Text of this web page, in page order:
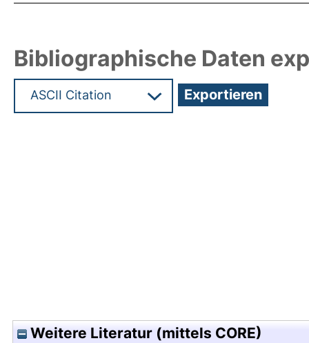
Bibliographische Daten
Weitere Literatur (mittels CORE)